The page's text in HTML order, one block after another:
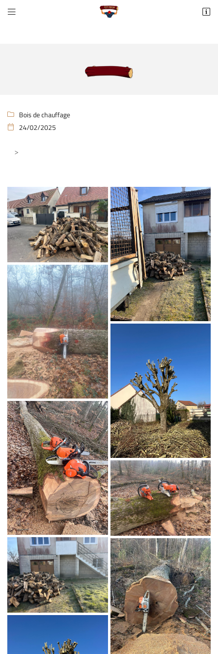
" /> 
https://maps.app.goo.gl/TyCSKauprCWqeVNU8
Rafraîchir le captcha
En cochant cette case, vous consentez à recevoir nos propositions commerciales à
l'adresse email indiqué ci-dessus. Vous pouvez vous désinscrire à tout moment en
utilisantle formulaire de désinscription.
INSCRIPTION
 Bois de chauffage
 24/02/2025